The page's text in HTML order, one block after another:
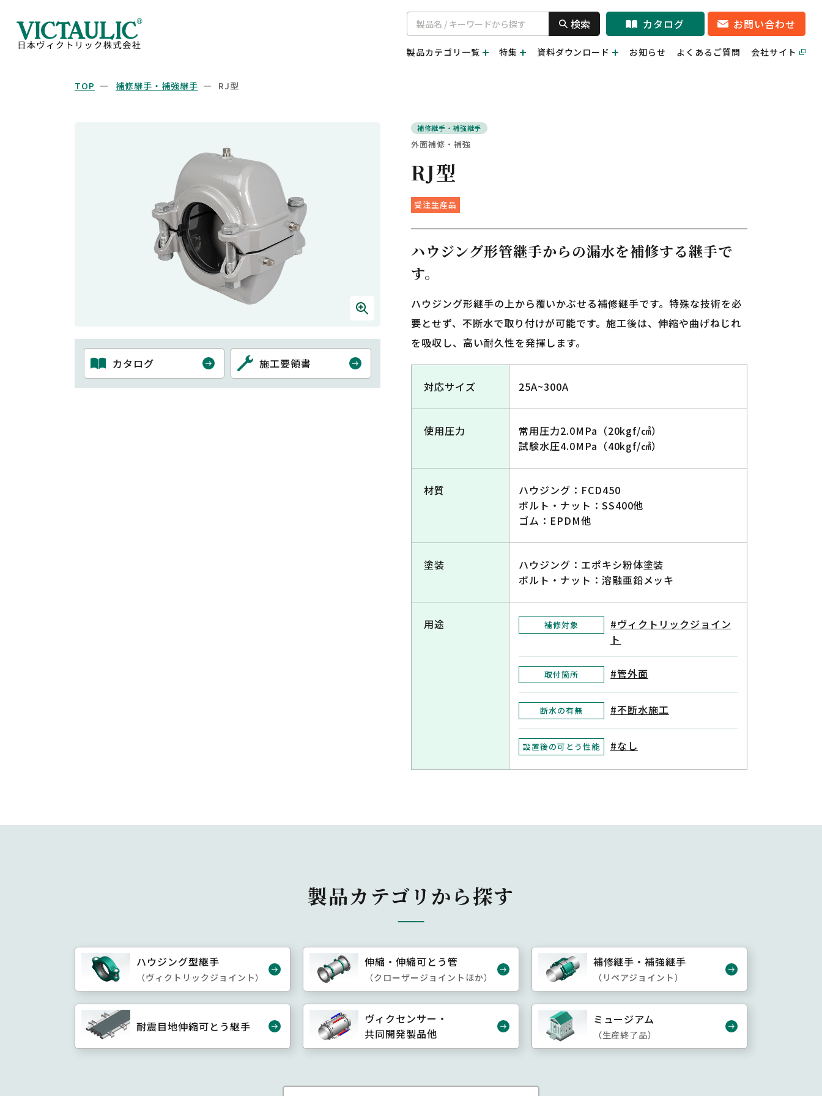
検索 カタログ お問い合わせ
製品カテゴリ一覧 特集 資料ダウンロード お知らせ よくあるご質問 会社サイト
TOP 補修継手・補強継手 RJ型
補修継手・補強継手
外面補修・補強
RJ型
受注生産品
ハウジング形管継手からの漏水を補修する継手で
す。
ハウジング形継手の上から覆いかぶせる補修継手です。特殊な技術を必
要とせず、不断水で取り付けが可能です。施工後は、伸縮や曲げねじれ
を吸収し、高い耐久性を発揮します。
対応サイズ 25A~300A
使用圧力
常用圧力2.0MPa（20kgf/㎠）
試験水圧4.0MPa（40kgf/㎠）
材質
ハウジング：FCD450
ボルト・ナット：SS400他
ゴム：EPDM他
塗装
ハウジング：エポキシ粉体塗装
ボルト・ナット：溶融亜鉛メッキ
用途 補修対象
#ヴィクトリックジョイン
ト
取付箇所 #管外面
断水の有無 #不断水施工
設置後の可とう性能 #なし
カタログ 施工要領書
製品カテゴリから探す
ハウジング型継手
（ヴィクトリックジョイント）
伸縮・伸縮可とう管
（クローザージョイントほか）
補修継手・補強継手
（リペアジョイント）
耐震目地伸縮可とう継手
ヴィクセンサー・
共同開発製品他
ミュージアム
（生産終了品）